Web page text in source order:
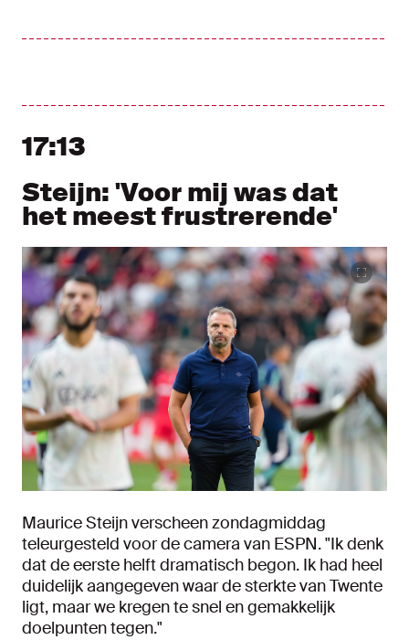
17:13
Steijn: 'Voor mij was dat
het meest frustrerende'
Maurice Steijn verscheen zondagmiddag
teleurgesteld voor de camera van ESPN. "Ik denk
dat de eerste helft dramatisch begon. Ik had heel
duidelijk aangegeven waar de sterkte van Twente
ligt, maar we kregen te snel en gemakkelijk
doelpunten tegen."